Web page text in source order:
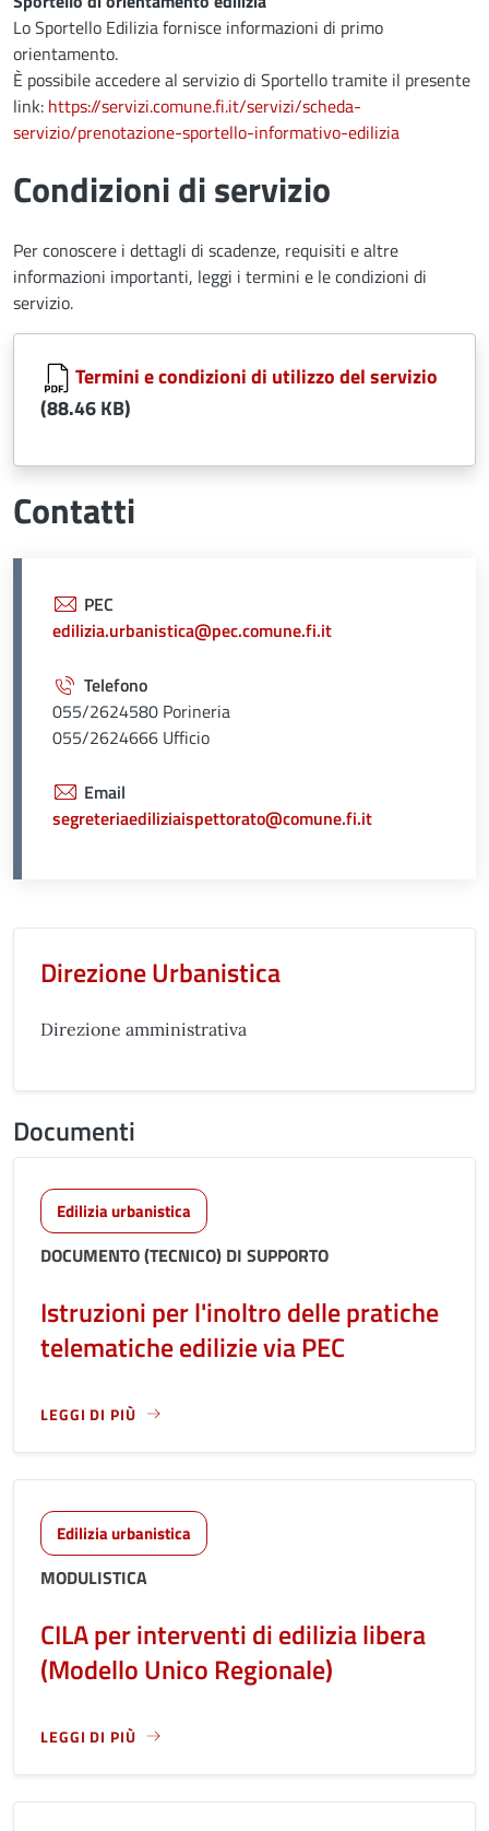
Lo Sportello Edilizia fornisce informazioni di primo
orientamento.
È possibile accedere al servizio di Sportello tramite il presente
link: https://servizi.comune.fi.it/servizi/scheda-
servizio/prenotazione-sportello-informativo-edilizia
Condizioni di servizio
Per conoscere i dettagli di scadenze, requisiti e altre
informazioni importanti, leggi i termini e le condizioni di
servizio.
Document
Termini e condizioni di utilizzo del servizio
(88.46 KB)
Contatti
PEC
edilizia.urbanistica@pec.comune.fi.it
Telefono
055/2624580 Porineria
055/2624666 Ufficio
Email
segreteriaediliziaispettorato@comune.fi.it
Direzione Urbanistica
Direzione amministrativa
Documenti
Edilizia urbanistica
DOCUMENTO (TECNICO) DI SUPPORTO
Istruzioni per l'inoltro delle pratiche
telematiche edilizie via PEC
LEGGI DI PIÙ
LEGGI ANCORA RIGUARDO A: ISTRUZIONI PER L'INOLTRO
Edilizia urbanistica
MODULISTICA
CILA per interventi di edilizia libera
(Modello Unico Regionale)
LEGGI DI PIÙ
LEGGI ANCORA RIGUARDO A: CILA PER INTERVENTI DI